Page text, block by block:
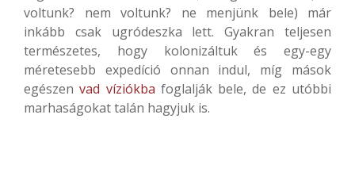
voltunk? nem voltunk? ne menjünk bele) már
inkább csak ugródeszka lett. Gyakran teljesen
természetes, hogy kolonizáltuk és egy-egy
méretesebb expedíció onnan indul, míg mások
egészenvad víziókba foglalják bele, de ez utóbbi
marhaságokat talán hagyjuk is.